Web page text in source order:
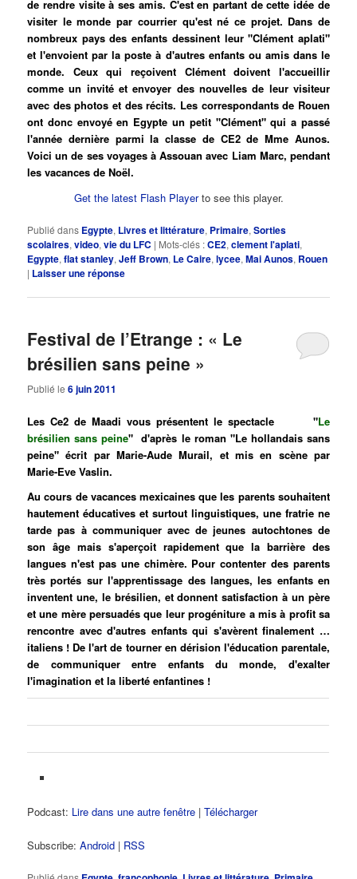
de rendre visite à ses amis. C'est en partant de cette idée de
visiter le monde par courrier qu'est né ce projet. Dans de
nombreux pays des enfants dessinent leur "Clément aplati"
et l'envoient par la poste à d'autres enfants ou amis dans le
monde. Ceux qui reçoivent Clément doivent l'accueillir
comme un invité et envoyer des nouvelles de leur visiteur
avec des photos et des récits. Les correspondants de Rouen
ont donc envoyé en Egypte un petit "Clément" qui a passé
l'année dernière parmi la classe de CE2 de Mme Aunos.
Voici un de ses voyages à Assouan avec Liam Marc, pendant
les vacances de Noël.
Get the latest Flash Playerto see this player.
Publié dans Egypte, Livres et littérature, Primaire,Sorties
scolaires,video,vie du LFC | Mots-clés :CE2,clement l'aplati,
Egypte,flat stanley,Jeff Brown, Le Caire,lycee,Mai Aunos, Rouen
| Laisser une réponse
Festival de l’Etrange : « Le
brésilien sans peine »
Publié le6 juin 2011
Les Ce2 de Maadi vous présentent le spectacle "Le
brésilien sans peine" d'après le roman "Le hollandais sans
peine" écrit par Marie-Aude Murail, et mis en scène par
Marie-Eve Vaslin.
Au cours de vacances mexicaines que les parents souhaitent
hautement éducatives et surtout linguistiques, une fratrie ne
tarde pas à communiquer avec de jeunes autochtones de
son âge mais s'aperçoit rapidement que la barrière des
langues n'est pas une chimère. Pour contenter des parents
très portés sur l'apprentissage des langues, les enfants en
inventent une, le brésilien, et donnent satisfaction à un père
et une mère persuadés que leur progéniture a mis à profit sa
rencontre avec d'autres enfants qui s'avèrent finalement …
italiens ! De l'art de tourner en dérision l'éducation parentale,
de communiquer entre enfants du monde, d'exalter
l'imagination et la liberté enfantines !
Podcast: Lire dans une autre fenêtre |Télécharger
Subscribe:Android | RSS